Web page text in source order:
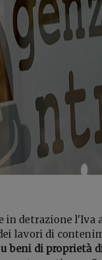
in detrazione l'Iva
lavori di
beni di proprietà